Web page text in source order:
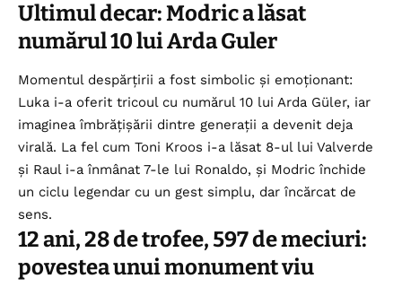
Ultimul decar: Modric a lăsat
numărul 10 lui Arda Guler
Momentul despărțirii a fost simbolic și emoționant:
Luka i-a oferit tricoul cu numărul 10 lui Arda Güler, iar
imaginea îmbrățișării dintre generații a devenit deja
virală. La fel cum Toni Kroos i-a lăsat 8-ul lui Valverde
și Raul i-a înmânat 7-le lui Ronaldo, și Modric închide
un ciclu legendar cu un gest simplu, dar încărcat de
sens.
12 ani, 28 de trofee, 597 de meciuri:
povestea unui monument viu